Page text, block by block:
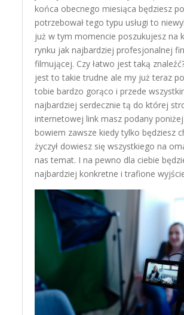
końca obecnego miesiąca będziesz
potrzebował tego typu usługi to
już w tym momencie poszukujesz na
rynku jak najbardziej profesjonalnej
filmującej. Czy łatwo jest taką
jest to takie trudne ale my już teraz
tobie bardzo gorąco i przede
najbardziej serdecznie tą do której
internetowej link masz podany
bowiem zawsze kiedy tylko będziesz
życzył dowiesz się wszystkiego na
nas temat. I na pewno dla ciebie
najbardziej konkretne i trafione